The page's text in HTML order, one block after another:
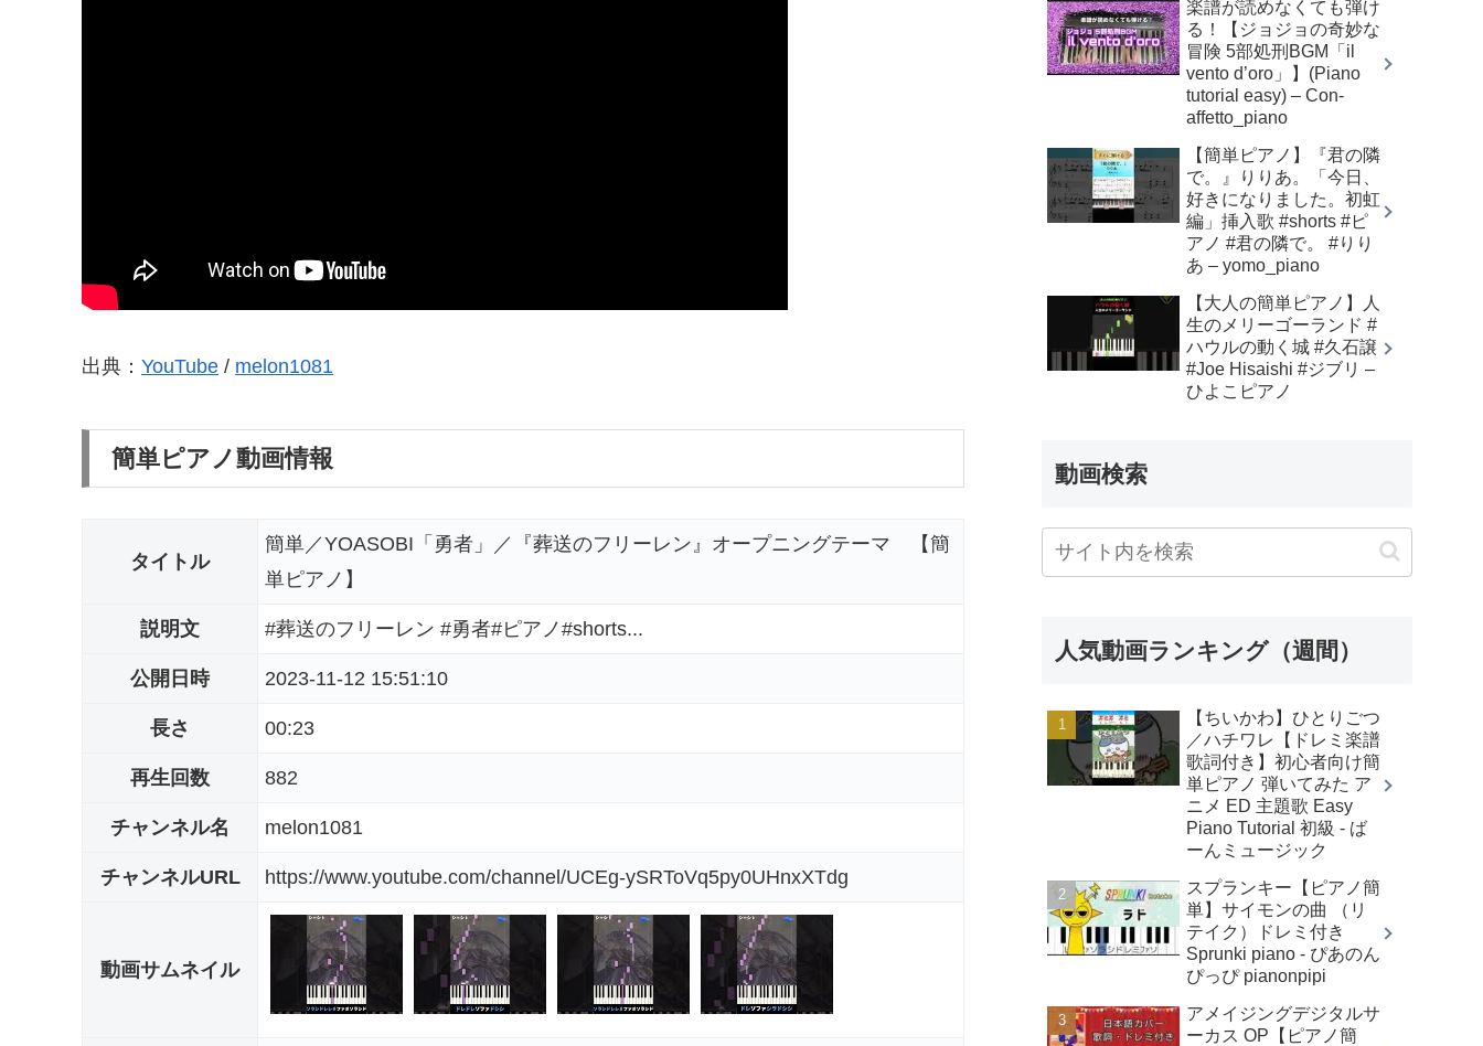
出典： YouTube / melon1081
簡単ピアノ動画情報
タイトル
簡単／YOASOBI「勇者」／『葬送のフリーレン』オープニングテーマ 【簡
単ピアノ】
説明文 #葬送のフリーレン #勇者#ピアノ#shorts...
公開日時 2023-11-12 15:51:10
長さ 00:23
再生回数 882
チャンネル名 melon1081
チャンネルURL https://www.youtube.com/channel/UCEg-ySRToVq5py0UHnxXTdg
動画サムネイル
楽譜が読めなくても弾け
る！【ジョジョの奇妙な
冒険 5部処刑BGM「il
vento d’oro」】(Piano
tutorial easy) – Con-
affetto_piano
【簡単ピアノ】『君の隣
で。』りりあ。「今日、
好きになりました。初虹
編」挿入歌 #shorts #ピ
アノ #君の隣で。 #りり
あ – yomo_piano
【大人の簡単ピアノ】人
生のメリーゴーランド #
ハウルの動く城 #久石譲
#Joe Hisaishi #ジブリ –
ひよこピアノ
動画検索
人気動画ランキング（週間）
【ちいかわ】ひとりごつ
／ハチワレ【ドレミ楽譜
歌詞付き】初心者向け簡
単ピアノ 弾いてみた ア
ニメ ED 主題歌 Easy
Piano Tutorial 初級 - ば
ーんミュージック
スプランキー【ピアノ簡
単】サイモンの曲 （リ
テイク）ドレミ付き
Sprunki piano - ぴあのん
ぴっぴ pianonpipi
アメイジングデジタルサ
ーカス OP【ピアノ簡